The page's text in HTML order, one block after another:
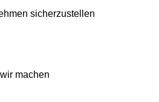
sicherzustellen
machen